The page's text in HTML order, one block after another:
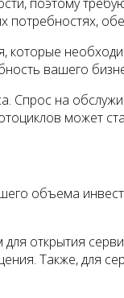
которые
вашего
Спрос на
может
объема
открытия
Также, для